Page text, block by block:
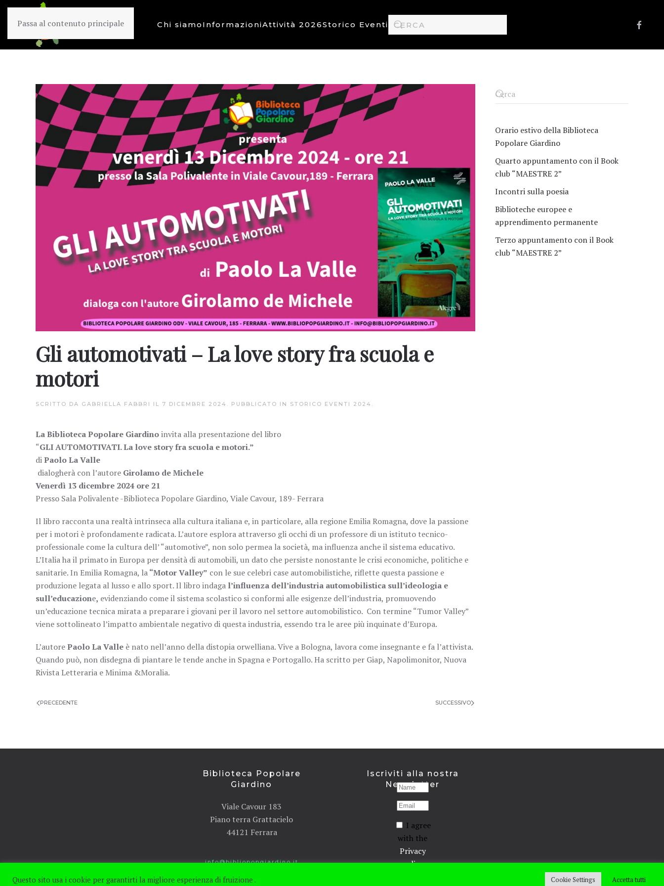
Passa al contenuto principale Chi siamo InformazioniAttività 2026Storico Eventi
Gli automotivati – La love story fra scuola e
motori
SCRITTO DA GABRIELLA FABBRI IL 7 DICEMBRE 2024 . PUBBLICATO IN STORICO EVENTI 2024 .
La Biblioteca Popolare Giardinoinvita alla presentazione del libro
“GLI AUTOMOTIVATI. La love story fra scuola e motori.”
diPaolo La Valle
dialogherà con l’autore Girolamo de Michele
Venerdì 13 dicembre 2024 ore 21
Presso Sala Polivalente -Biblioteca Popolare Giardino, Viale Cavour, 189- Ferrara
Il libro racconta una realtà intrinseca alla cultura italiana e, in particolare, alla regione Emilia Romagna, dove la passione
per i motori è profondamente radicata. L’autore esplora attraverso gli occhi di un professore di un istituto tecnico-
professionale come la cultura dell’ “automotive”, non solo permea la società, ma influenza anche il sistema educativo.
L’Italia ha il primato in Europa per densità di automobili, un dato che persiste nonostante le crisi economiche, politiche e
sanitarie. In Emilia Romagna, la“Motor Valley” con le sue celebri case automobilistiche, riflette questa passione e
produzione legata al lusso e allo sport. Il libro indaga l’influenza dell’industria automobilistica sull’ideologia e
sull’educazione, evidenziando come il sistema scolastico si conformi alle esigenze dell’industria, promuovendo
un’educazione tecnica mirata a preparare i giovani per il lavoro nel settore automobilistico. Con termine “Tumor Valley”
viene sottolineato l’impatto ambientale negativo di questa industria, essendo tra le aree più inquinate d’Europa.
L’autorePaolo La Valle è nato nell’anno della distopia orwelliana. Vive a Bologna, lavora come insegnante e fa l’attivista.
Quando può, non disdegna di piantare le tende anche in Spagna e Portogallo. Ha scritto per Giap, Napolimonitor, Nuova
Rivista Letteraria e Minima &Moralia.
PRECEDENTE SUCCESSIVO
Orario estivo della Biblioteca
Popolare Giardino
Quarto appuntamento con il Book
club “MAESTRE 2”
Incontri sulla poesia
Biblioteche europee e
apprendimento permanente
Terzo appuntamento con il Book
club “MAESTRE 2”
Biblioteca Popolare
Giardino
Viale Cavour 183
Piano terra Grattacielo
44121 Ferrara
info@bibliopopgiardino.it
Iscriviti alla nostra
Newsletter
I agree
with the
Privacy
policy
Questo sito usa i cookie per garantirti la migliore esperienza di fruizione . Cookie Settings Accetta tutti